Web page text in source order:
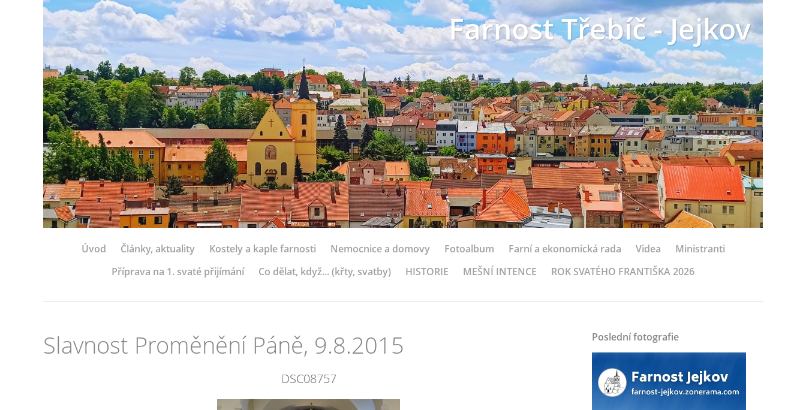
Farnost Třebíč - Jejkov
Úvod Články, aktuality Kostely a kaple farnosti Nemocnice a domovy Fotoalbum Farní a ekonomická rada Videa
Ministranti
Příprava na 1. svaté přijímání
Co dělat, když... (křty, svatby) HISTORIE MEŠNÍ INTENCE ROK SVATÉHO FRANTIŠKA 2026
Slavnost Proměnění Páně, 9.8.2015
DSC08757
Poslední fotografie